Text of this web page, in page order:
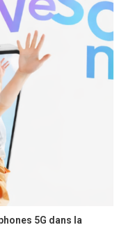
5G dans la